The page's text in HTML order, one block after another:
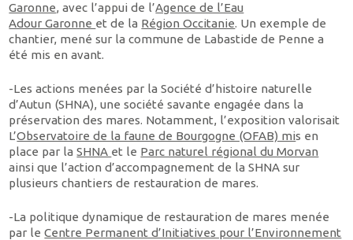
Garonne, avec l’appui de l’Agence de l’Eau
Adour Garonne et de la Région Occitanie. Un exemple de
chantier, mené sur la commune de Labastide de Penne a
été mis en avant.
-Les actions menées par la Société d’histoire naturelle
d’Autun (SHNA), une société savante engagée dans la
préservation des mares. Notamment, l’exposition valorisait
L’Observatoire de la faune de Bourgogne (OFAB) mis en
place par laSHNA et le Parc naturel régional du Morvan
ainsi que l’action d’accompagnement de la SHNA sur
plusieurs chantiers de restauration de mares.
-La politique dynamique de restauration de mares menée
par leCentre Permanent d’Initiatives pour l’Environnement